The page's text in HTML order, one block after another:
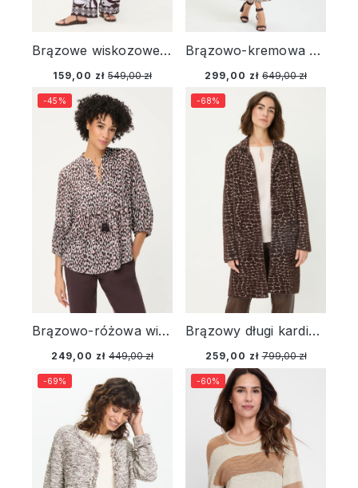
Brązowe wiskozowe spodnie damskie Anna Wide z roślinnym wzorem – Savanna Sky
159,00 zł 549,00 zł
Brązowo-kremowa wiskozowa sukienka maxi ze wzorem – Designer Choice
299,00 zł 649,00 zł
Brązowo-różowa wiskozowa koszula damska w cętki – Savanna Sky
249,00 zł 449,00 zł
-45%
Brązowy długi kardigan damski Henny ze wzorem – Designer Choice
259,00 zł 799,00 zł
-68%
-69% -60%